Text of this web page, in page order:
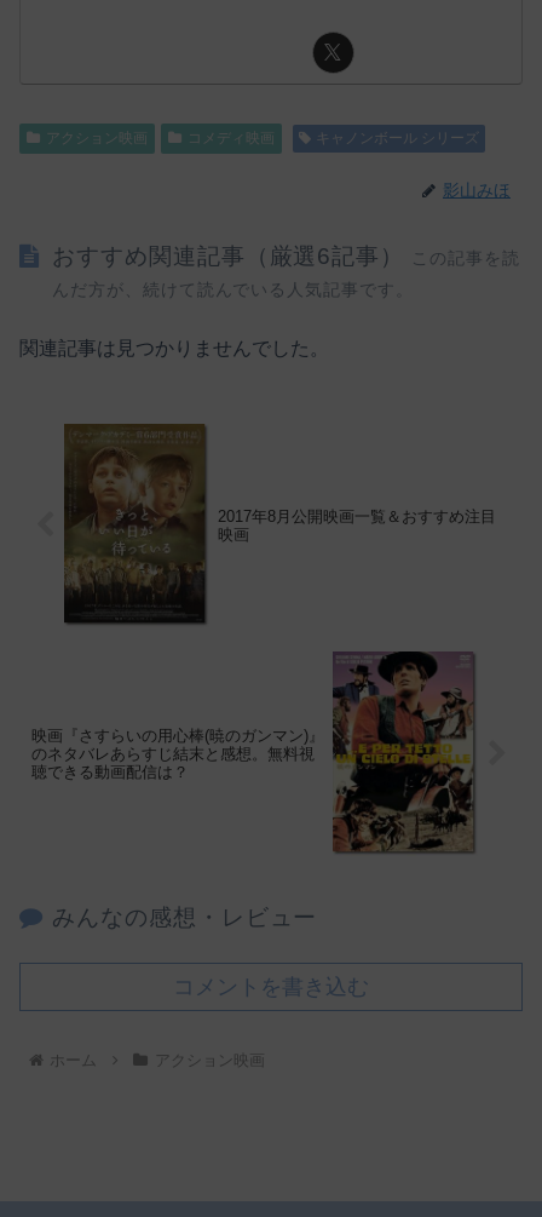
アクション映画 コメディ映画 キャノンボール シリーズ
影山みほ
おすすめ関連記事（厳選6記事）
この記事を読
んだ方が、続けて読んでいる人気記事です。
関連記事は見つかりませんでした。
2017年8月公開映画一覧＆おすすめ注目
映画
映画『さすらいの用心棒(暁のガンマン)』
のネタバレあらすじ結末と感想。無料視
聴できる動画配信は？
みんなの感想・レビュー
コメントを書き込む
ホーム アクション映画